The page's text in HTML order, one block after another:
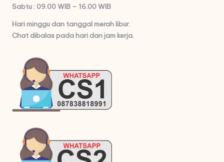
Sabtu : 09.00 WIB – 16.00 WIB
Hari minggu dan tanggal merah libur.
Chat dibalas pada hari dan jam kerja.